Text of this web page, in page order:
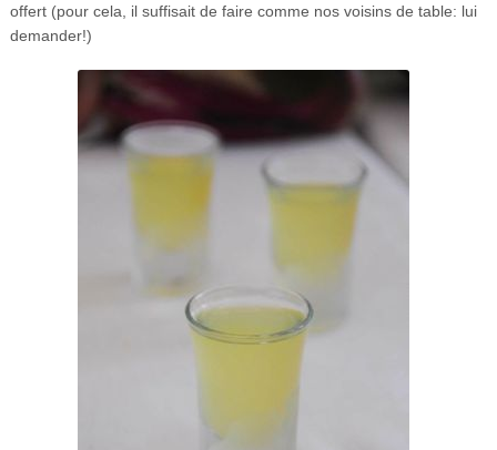
offert (pour cela, il suffisait de faire comme nos voisins de table: lui
demander!)